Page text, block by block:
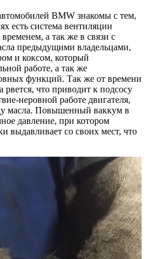
BMW знакомы с тем,
есть система вентиляции
а так же в связи с
предыдущими владельцами,
и коксом, который
работе, а так же
функций. Так же от времени
рвется, что приводит к подсосу
неровной работе двигателя,
масла. Повышенный ваккум в
давление, при котором
выдавливает со своих мест, что